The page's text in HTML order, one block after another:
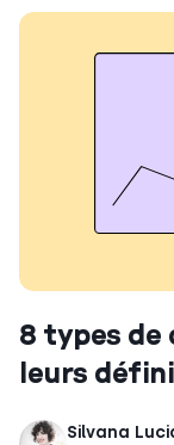
8 types de
leurs
Silvana